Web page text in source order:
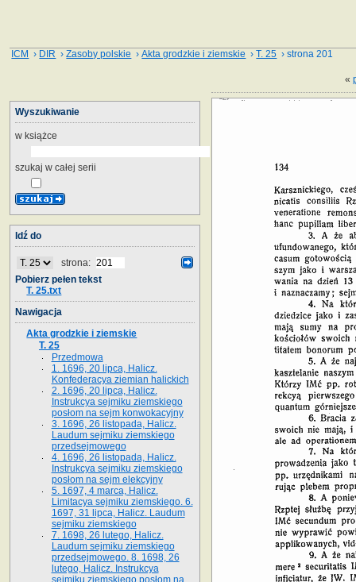
ICM › DIR ›Zasoby polskie ›Akta grodzkie i ziemskie ›T. 25 › strona 201
«
Wyszukiwanie
w książce
szukaj w całej serii
Idź do
strona:
Pobierz pełen tekst
T. 25.txt
Nawigacja
Akta grodzkie i ziemskie
T. 25
Przedmowa
1. 1696, 20 lipca, Halicz.
Konfederacya ziemian halickich
2. 1696, 20 lipca, Halicz.
Instrukcya sejmiku ziemskiego
posłom na sejm konwokacyjny
3. 1696, 26 listopada, Halicz.
Laudum sejmiku ziemskiego
przedsejmowego
4. 1696, 26 listopada, Halicz.
Instrukcya sejmiku ziemskiego
posłom na sejm elekcyjny
5. 1697, 4 marca, Halicz.
Limitacya sejmiku ziemskiego. 6.
1697, 31 lipca, Halicz. Laudum
sejmiku ziemskiego
7. 1698, 26 lutego, Halicz.
Laudum sejmiku ziemskiego
przedsejmowego. 8. 1698, 26
lutego, Halicz. Instrukcya
sejmiku ziemskiego posłom na